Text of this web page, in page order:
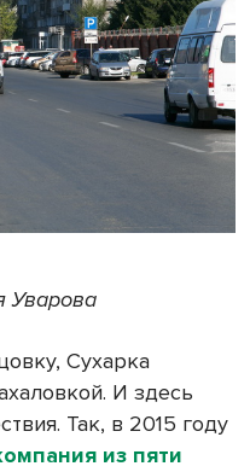
Уварова
Сухарка
И здесь
Так, в 2015 году
из пяти